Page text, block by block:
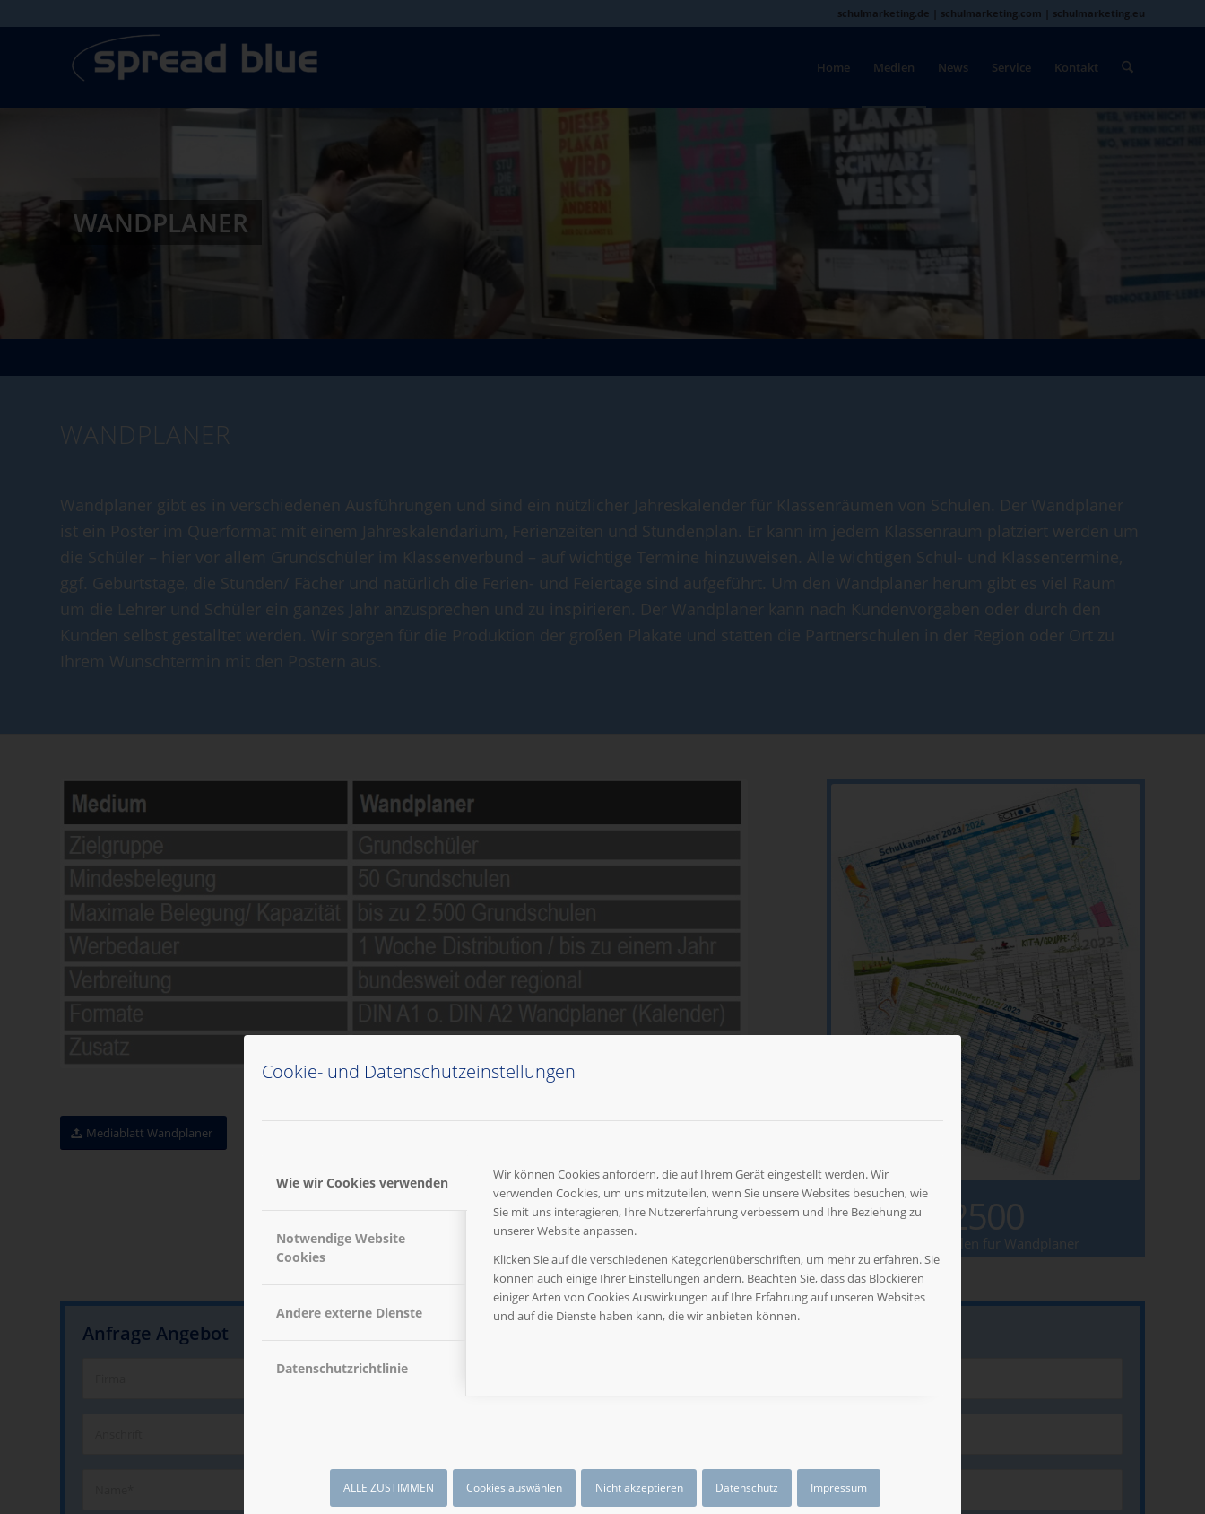
Cookie- und Datenschutzeinstellungen
Wie wir Cookies verwenden
Notwendige Website
Cookies
Andere externe Dienste
Datenschutzrichtlinie
Wir können Cookies anfordern, die auf Ihrem Gerät eingestellt werden. Wir
verwenden Cookies, um uns mitzuteilen, wenn Sie unsere Websites besuchen, wie
Sie mit uns interagieren, Ihre Nutzererfahrung verbessern und Ihre Beziehung zu
unserer Website anpassen.
Klicken Sie auf die verschiedenen Kategorienüberschriften, um mehr zu erfahren. Sie
können auch einige Ihrer Einstellungen ändern. Beachten Sie, dass das Blockieren
einiger Arten von Cookies Auswirkungen auf Ihre Erfahrung auf unseren Websites
und auf die Dienste haben kann, die wir anbieten können.
ALLE ZUSTIMMEN Cookies auswählen Nicht akzeptieren Datenschutz Impressum
schulmarketing.de | schulmarketing.com | schulmarketing.eu
Home Medien News Service Kontakt
WANDPLANER
WANDPLANER
Wandplaner gibt es in verschiedenen Ausführungen und sind ein nützlicher Jahreskalender für Klassenräumen von Schulen. Der Wandplaner
ist ein Poster im Querformat mit einem Jahreskalendarium, Ferienzeiten und Stundenplan. Er kann im jedem Klassenraum platziert werden um
die Schüler – hier vor allem Grundschüler im Klassenverbund – auf wichtige Termine hinzuweisen. Alle wichtigen Schul- und Klassentermine,
ggf. Geburtstage, die Stunden/ Fächer und natürlich die Ferien- und Feiertage sind aufgeführt. Um den Wandplaner herum gibt es viel Raum
um die Lehrer und Schüler ein ganzes Jahr anzusprechen und zu inspirieren. Der Wandplaner kann nach Kundenvorgaben oder durch den
Kunden selbst gestalltet werden. Wir sorgen für die Produktion der großen Plakate und statten die Partnerschulen in der Region oder Ort zu
Ihrem Wunschtermin mit den Postern aus.
Mediablatt Wandplaner
2500
Grundschulen für Wandplaner
Anfrage Angebot